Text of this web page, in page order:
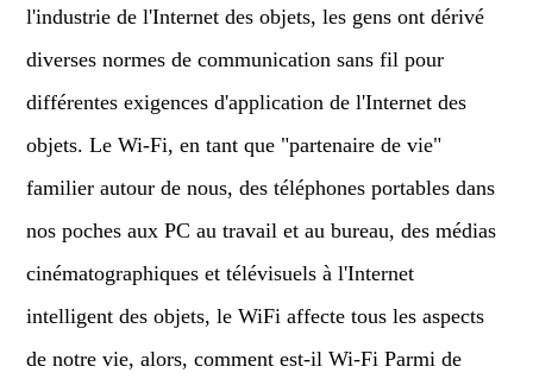
l'industrie de l'Internet des objets, les gens ont dérivé
diverses normes de communication sans fil pour
différentes exigences d'application de l'Internet des
objets. Le Wi-Fi, en tant que "partenaire de vie"
familier autour de nous, des téléphones portables dans
nos poches aux PC au travail et au bureau, des médias
cinématographiques et télévisuels à l'Internet
intelligent des objets, le WiFi affecte tous les aspects
de notre vie, alors, comment est-il Wi-Fi Parmi de